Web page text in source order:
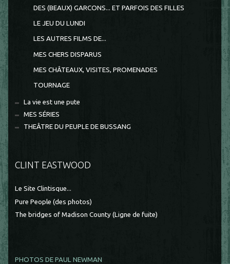
DES (BEAUX) GARCONS... ET PARFOIS DES FILLES
LE JEU DU LUNDI
LES AUTRES FILMS DE...
MES CHERS DISPARUS
MES CHÂTEAUX, VISITES, PROMENADES
TOURNAGE
La vie est une pute
MES SÉRIES
THEÂTRE DU PEUPLE DE BUSSANG
CLINT EASTWOOD
Le Site Clintisque...
Pure People (des photos)
The bridges of Madison County (Ligne de fuite)
PHOTOS DE PAUL NEWMAN